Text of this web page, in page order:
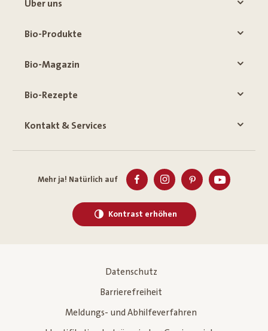
Über uns
Bio-Produkte
Bio-Magazin
Bio-Rezepte
Kontakt & Services
Mehr ja! Natürlich auf
Kontrast erhöhen
Datenschutz
Barrierefreiheit
Meldungs- und Abhilfeverfahren